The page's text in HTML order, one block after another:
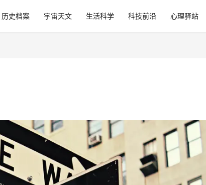
历史档案 宇宙天文 生活科学 科技前沿 心理驿站